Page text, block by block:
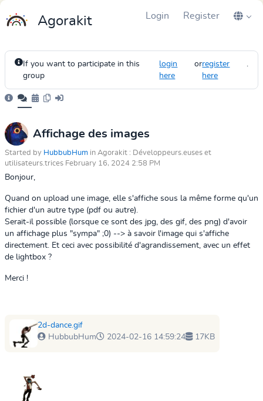
Agorakit Login Register
If you want to participate in this
group
login
here
orregister
here
.
Affichage des images
Started by HubbubHum in Agorakit : Développeurs.euses et
utilisateurs.trices February 16, 2024 2:58 PM
Bonjour,
Quand on upload une image, elle s'affiche sous la même forme qu'un
fichier d'un autre type (pdf ou autre).
Serait-il possible (lorsque ce sont des jpg, des gif, des png) d'avoir
un affichage plus "sympa" ;0) --> à savoir l'image qui s'affiche
directement. Et ceci avec possibilité d'agrandissement, avec un effet
de lightbox ?
Merci !
2d-dance.gif
HubbubHum
2024-02-16 14:59:24 17KB